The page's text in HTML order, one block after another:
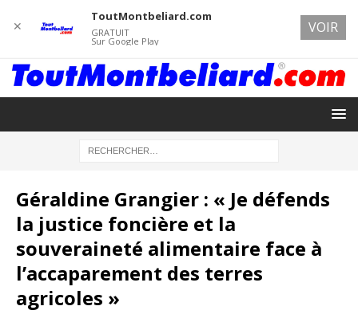
Géraldine Grangier : « Je défends
la justice foncière et la
souveraineté alimentaire face à
l’accaparement des terres
agricoles »
✕
ToutMontbeliard.com
GRATUIT
Sur Google Play
VOIR